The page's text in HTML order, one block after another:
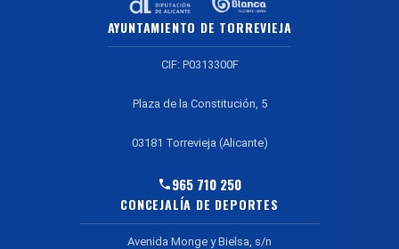
AYUNTAMIENTO DE TORREVIEJA
CIF: P0313300F
Plaza de la Constitución, 5
03181 Torrevieja (Alicante)
965 710 250
CONCEJALÍA DE DEPORTES
Avenida Monge y Bielsa, s/n